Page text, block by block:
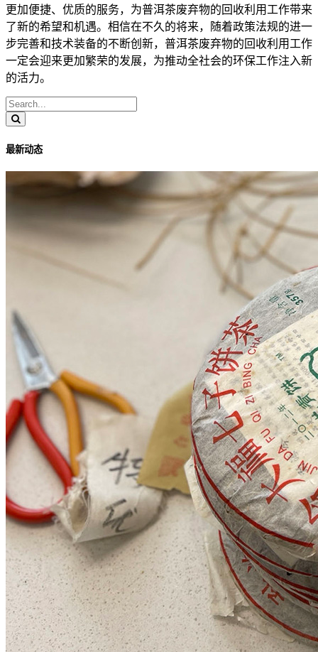
更加便捷、优质的服务，为普洱茶废弃物的回收利用工作带来
了新的希望和机遇。相信在不久的将来，随着政策法规的进一
步完善和技术装备的不断创新，普洱茶废弃物的回收利用工作
一定会迎来更加繁荣的发展，为推动全社会的环保工作注入新
的活力。
最新动态